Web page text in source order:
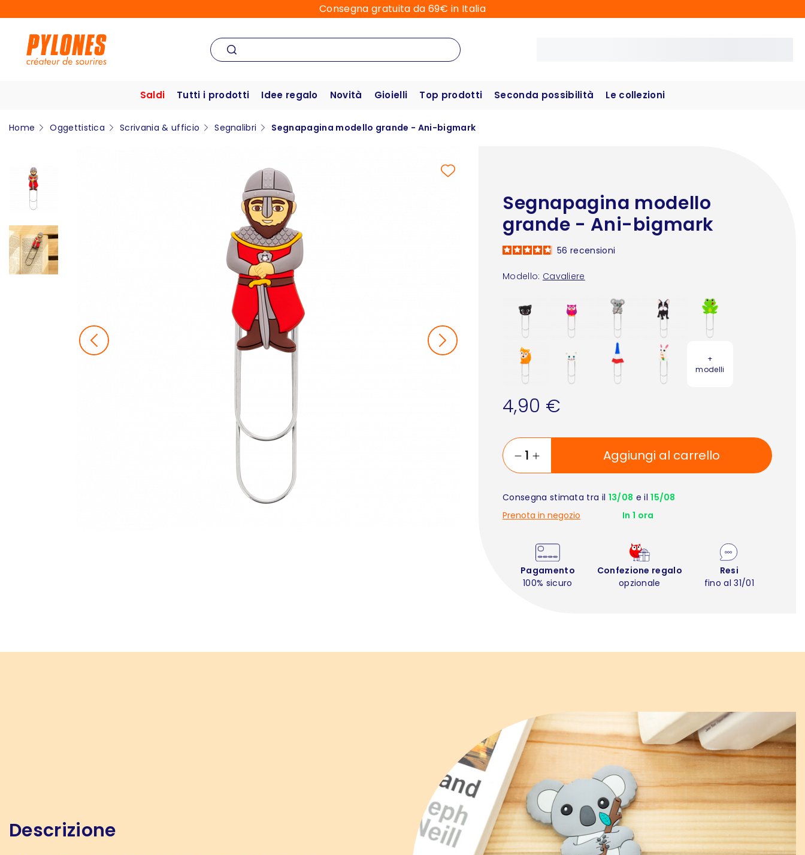
Consegna gratuita da 69€ in Italia
Saldi Tutti i prodotti Idee regalo Novità Gioielli Top prodotti Seconda possibilità Le collezioni
Home Oggettistica Scrivania & ufficio Segnalibri Segnapagina modello grande - Ani-bigmark
Segnapagina modello
grande - Ani-bigmark
Modello: Cavaliere
56 recensioni
+
modelli
4,90 €
Aggiungi al carrello
Consegna stimata tra il 13/08 e il15/08
Prenota in negozio
In 1 ora
Pagamento
100% sicuro
Confezione regalo
opzionale
Resi
fino al 31/01
Descrizione